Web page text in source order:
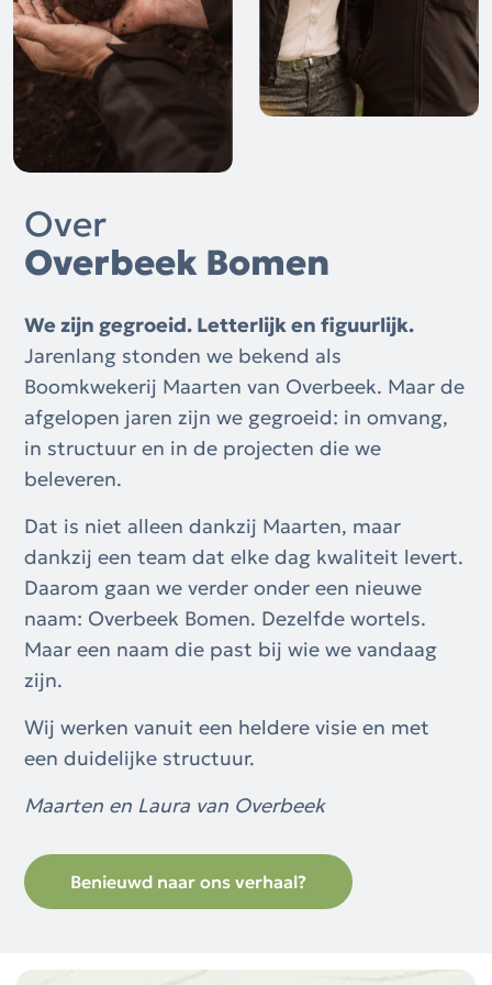
Over
Overbeek Bomen
We zijn gegroeid. Letterlijk en figuurlijk.
Jarenlang stonden we bekend als
Boomkwekerij Maarten van Overbeek. Maar de
afgelopen jaren zijn we gegroeid: in omvang,
in structuur en in de projecten die we
beleveren.
Dat is niet alleen dankzij Maarten, maar
dankzij een team dat elke dag kwaliteit levert.
Daarom gaan we verder onder een nieuwe
naam: Overbeek Bomen. Dezelfde wortels.
Maar een naam die past bij wie we vandaag
zijn.
Wij werken vanuit een heldere visie en met
een duidelijke structuur.
Maarten en Laura van Overbeek
Benieuwd naar ons verhaal?